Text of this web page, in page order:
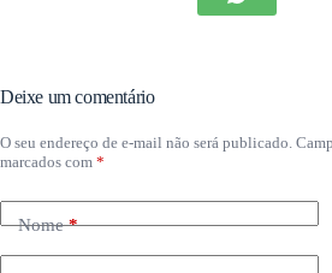
Deixe um comentário
O seu endereço de e-mail não será publicado.
marcados com *
Nome*